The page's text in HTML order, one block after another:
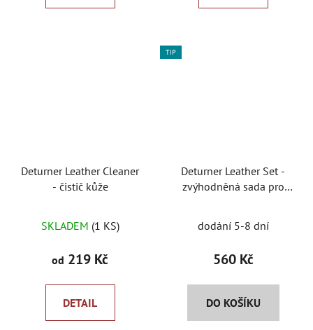
Deturner Leather Cleaner
- čistič kůže
hodnocení
produktu
5,0
z
SKLADEM (1 KS)
od 219 Kč
DETAIL
TIP
Deturner Leather Set -
zvýhodněná sada pro
hodnocení
produktu
5,0
z
dodání 5-8 dní
560 Kč
DO KOŠÍKU